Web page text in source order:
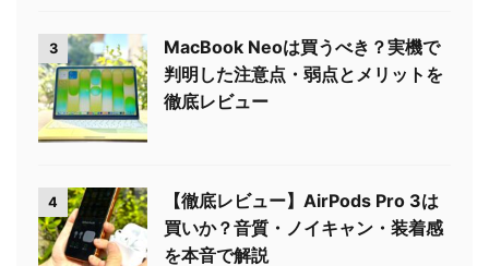
3
MacBook Neoは買うべき？実機で
判明した注意点・弱点とメリットを
徹底レビュー
4
【徹底レビュー】AirPods Pro 3は
買いか？音質・ノイキャン・装着感
を本音で解説